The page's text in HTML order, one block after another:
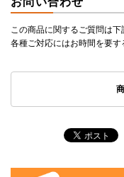
この商品に関するご質問は下
各種ご対応にはお時間を要す